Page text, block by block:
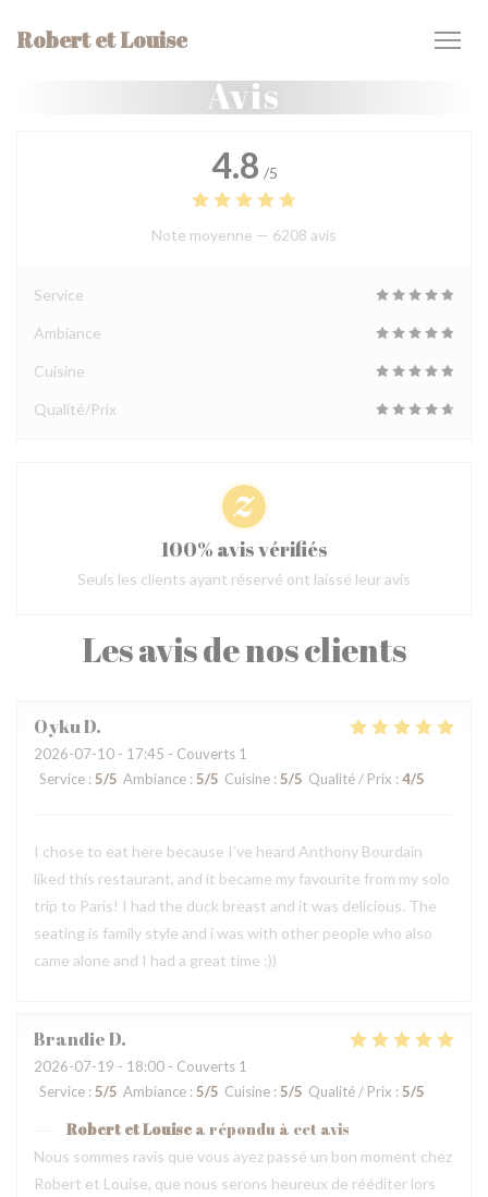
Robert et Louise
Avis
Les avis de nos clients
OykuD
2026-07-10 - 17:45 - Couverts 1
Service : 5/5 Ambiance : 5/5 Cuisine : 5/5 Qualité / Prix : 4/5
I chose to eat here because I’ve heard Anthony Bourdain
liked this restaurant, and it became my favourite from my solo
trip to Paris! I had the duck breast and it was delicious. The
seating is family style and i was with other people who also
came alone and I had a great time :))
BrandieD
2026-07-19 - 18:00 - Couverts 1
Service : 5/5 Ambiance : 5/5 Cuisine : 5/5 Qualité / Prix : 5/5
Robert et Louise a répondu à cet avis
Nous sommes ravis que vous ayez passé un bon moment chez
Robert et Louise, que nous serons heureux de rééditer lors
4.8 /5
Note moyenne — 6208 avis
Service
Ambiance
Cuisine
Qualité/Prix
100% avis vérifiés
Seuls les clients ayant réservé ont laissé leur avis